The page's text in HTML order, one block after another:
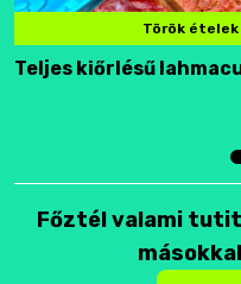
Török ételek
Teljes kiőrlésű
Főztél valami tutit